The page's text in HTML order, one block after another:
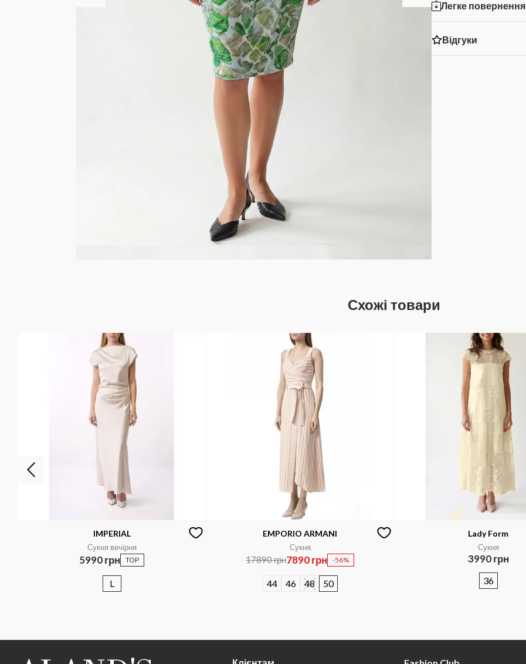
Легке повернення
Відгуки
Схожі товари
IMPERIAL
Сукня вечірня
5990 грн TOP
L
EMPORIO ARMANI
Сукня
17890 грн7890 грн -56%
44 46 48 50
Lady Form
Сукня
3990 грн
36